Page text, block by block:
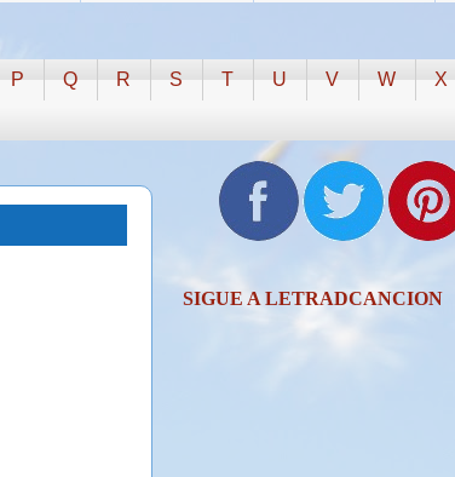
P Q R S T U V W X
SIGUE A LETRADCANCION